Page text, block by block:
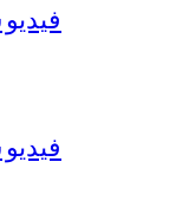
فيديو
فيديو